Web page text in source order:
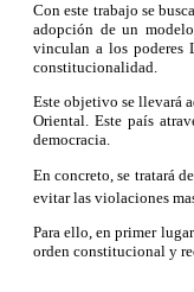
Con este trabajo se
adopción de un
vinculan a los poderes
constitucionalidad.
Este objetivo se llevará
Oriental. Este país
democracia.
En concreto, se tratará
evitar las violaciones
Para ello, en primer
orden constitucional y